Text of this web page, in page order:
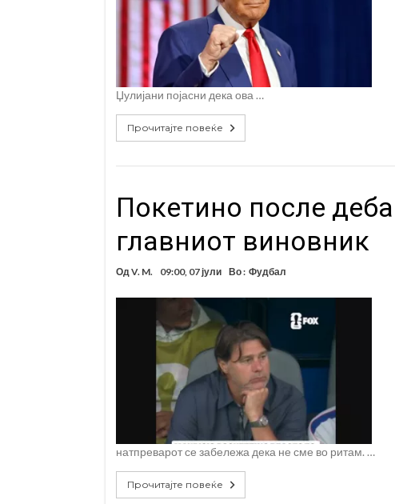
Џулијани појасни дека ова …
Прочитајте повеќе
Покетино после
главниот виновник
Од V. M. 09:00, 07 јули Во : Фудбал
натпреварот се забележа дека не сме во ритам. …
Прочитајте повеќе